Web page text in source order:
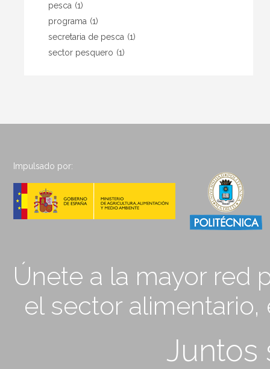
pesca (1)
programa (1)
secretaria de pesca (1)
sector pesquero (1)
Impulsado por:
Únete a la mayor red
el sector
Juntos